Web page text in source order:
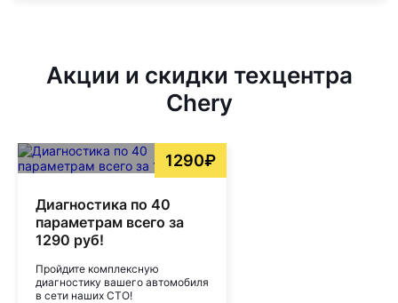
Акции и скидки техцентра
Chery
1290₽
Диагностика по 40
параметрам всего за
1290 руб!
Пройдите комплексную
диагностику вашего автомобиля
в сети наших СТО!